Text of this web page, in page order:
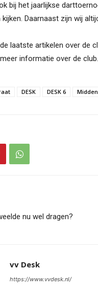
bij het jaarlijkse
Daarnaast zijn wij
laatste artikelen over de
informatie over de club.
DESK DESK 6
nu wel dragen?
vv Desk
https://www.vvdesk.nl/